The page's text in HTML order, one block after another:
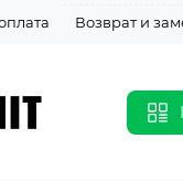
Возврат и